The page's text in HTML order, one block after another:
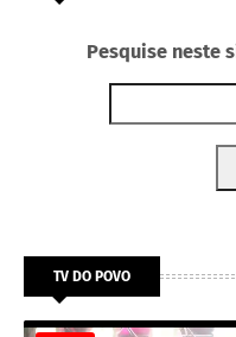
Pesquise neste
TV DO POVO